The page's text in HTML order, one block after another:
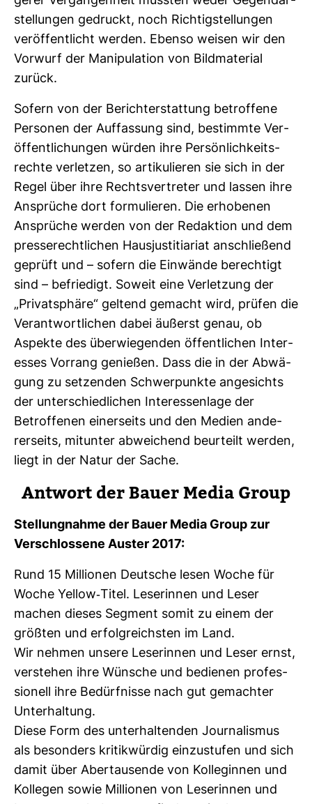
stel­lungen gedruckt, noch Rich­tig­stel­lungen
ver­öf­fent­licht werden. Ebenso weisen wir den
Vor­wurf der Mani­pu­la­tion von Bild­ma­te­rial
zurück.
Sofern von der Bericht­erstat­tung betrof­fene
Per­sonen der Auf­fas­sung sind, bestimmte Ver­
öf­fent­li­chungen würden ihre Per­sön­lich­keits­
rechte ver­letzen, so arti­ku­lieren sie sich in der
Regel über ihre Rechts­ver­treter und lassen ihre
Ansprüche dort for­mu­lieren. Die erho­benen
Ansprüche werden von der Redak­tion und dem
pres­se­recht­li­chen Haus­jus­ti­tia­riat anschlie­ßend
geprüft und – sofern die Ein­wände berech­tigt
sind – befrie­digt. Soweit eine Ver­let­zung der
„Pri­vat­sphäre“ gel­tend gemacht wird, prüfen die
Ver­ant­wort­li­chen dabei äußerst genau, ob
Aspekte des über­wie­genden öffent­li­chen Inter­
esses Vor­rang genießen. Dass die in der Abwä­
gung zu set­zenden Schwer­punkte ange­sichts
der unter­schied­li­chen Inter­es­sen­lage der
Betrof­fenen einer­seits und den Medien ande­
rer­seits, mit­unter abwei­chend beur­teilt werden,
liegt in der Natur der Sache.
Ant­wort der Bauer Media Group
Stel­lung­nahme der Bauer Media Group zur
Ver­schlos­sene Auster 2017:
Rund 15 Mil­lionen Deut­sche lesen Woche für
Woche Yellow-​Titel. Lese­rinnen und Leser
machen dieses Seg­ment somit zu einem der
größten und erfolg­reichsten im Land.
Wir nehmen unsere Lese­rinnen und Leser ernst,
ver­stehen ihre Wün­sche und bedienen pro­fes­
sio­nell ihre Bedürf­nisse nach gut gemachter
Unter­hal­tung.
Diese Form des unter­hal­tenden Jour­na­lismus
als beson­ders kri­tik­würdig ein­zu­stufen und sich
damit über Aber­tau­sende von Kol­le­ginnen und
Kol­legen sowie Mil­lionen von Lese­rinnen und